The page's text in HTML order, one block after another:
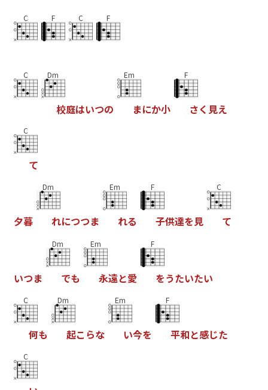
C F C F
C Dm
校庭はいつの
Em
まにか小
F
さく 見え
C
て
夕暮
Dm
れにつつま
Em
れる
F
子供達を見
C
て
いつま
Dm
でも
Em
永遠と愛
F
をうたいたい
C
何も
Dm
起こ らな
Em
い今を
F
平和と感じた
C